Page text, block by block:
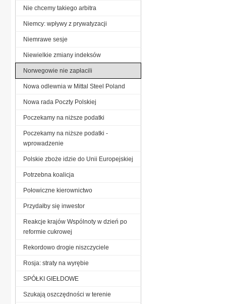
Nie chcemy takiego arbitra
Niemcy: wpływy z prywatyzacji
Niemrawe sesje
Niewielkie zmiany indeksów
Norwegowie nie zapłacili
Nowa odlewnia w Mittal Steel Poland
Nowa rada Poczty Polskiej
Poczekamy na niższe podatki
Poczekamy na niższe podatki -
wprowadzenie
Polskie zboże idzie do Unii Europejskiej
Potrzebna koalicja
Połowiczne kierownictwo
Przydałby się inwestor
Reakcje krajów Wspólnoty w dzień po
reformie cukrowej
Rekordowo drogie niszczyciele
Rosja: straty na wyrębie
SPÓŁKI GIEŁDOWE
Szukają oszczędności w terenie